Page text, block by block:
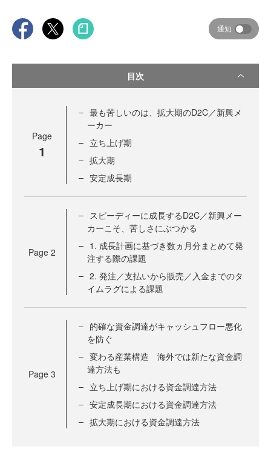
通知
目次
Page
1
最も苦しいのは、拡大期のD2C／新興メ
ーカー
立ち上げ期
拡大期
安定成長期
Page 2
スピーディーに成長するD2C／新興メー
カーこそ、苦しさにぶつかる
1. 成長計画に基づき数ヵ月分まとめて発
注する際の課題
2. 発注／支払いから販売／入金までのタ
イムラグによる課題
Page 3
的確な資金調達がキャッシュフロー悪化
を防ぐ
変わる産業構造 海外では新たな資金調
達方法も
立ち上げ期における資金調達方法
安定成長期における資金調達方法
拡大期における資金調達方法